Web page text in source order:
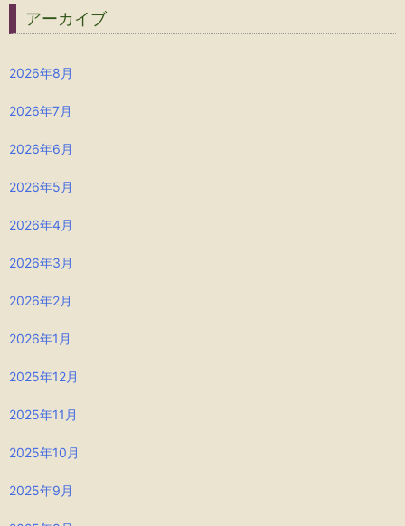
アーカイブ
2026年8月
2026年7月
2026年6月
2026年5月
2026年4月
2026年3月
2026年2月
2026年1月
2025年12月
2025年11月
2025年10月
2025年9月